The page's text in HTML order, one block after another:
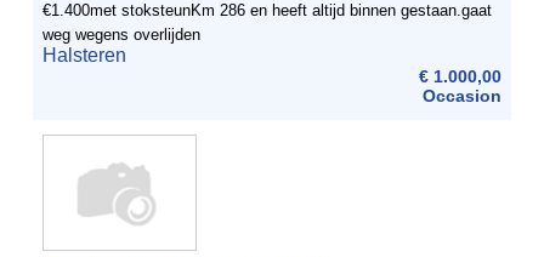
€1.400met stoksteunKm 286 en heeft altijd binnen gestaan.gaat
weg wegens overlijden
Halsteren
€ 1.000,00
Occasion